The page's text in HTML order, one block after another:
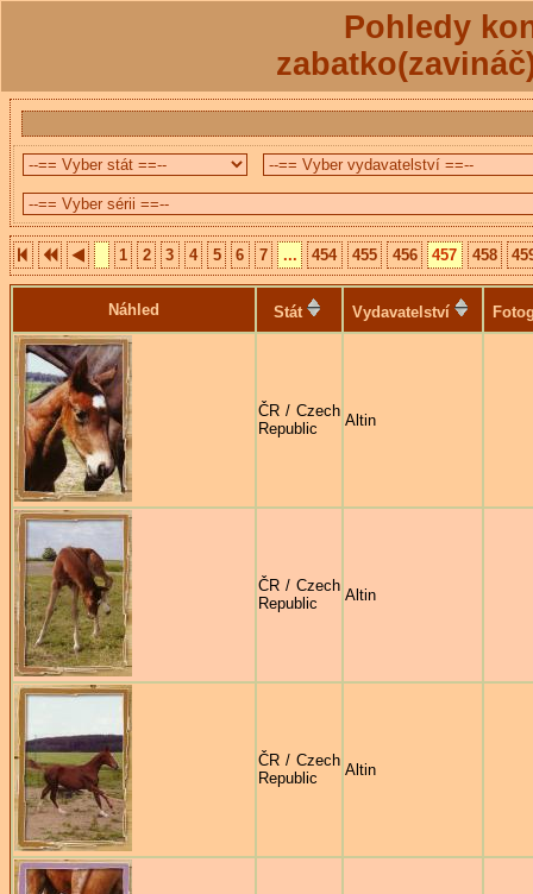
Pohledy
1 2 3 4 5 6 7 ... 454 455 456 457 458
Náhled Stát Vydavatelství
ČR / Czech
Republic
Altin
ČR / Czech
Republic
Altin
ČR / Czech
Republic
Altin